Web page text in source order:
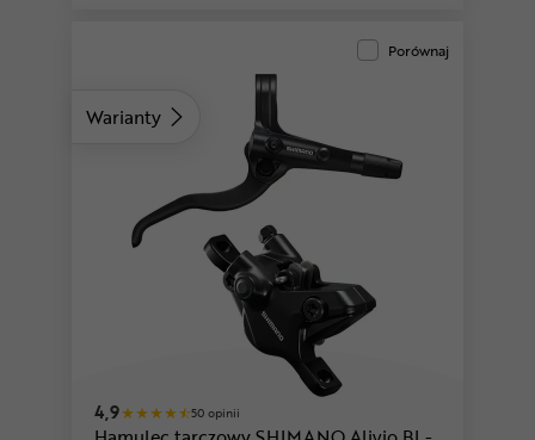
Warianty
Porównaj
4,9 50 opinii